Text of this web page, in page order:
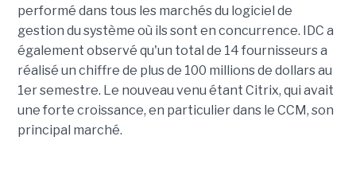
performé dans tous les marchés du logiciel de
gestion du système où ils sont en concurrence. IDC a
également observé qu'un total de 14 fournisseurs a
réalisé un chiffre de plus de 100 millions de dollars au
1er semestre. Le nouveau venu étant Citrix, qui avait
une forte croissance, en particulier dans le CCM, son
principal marché.